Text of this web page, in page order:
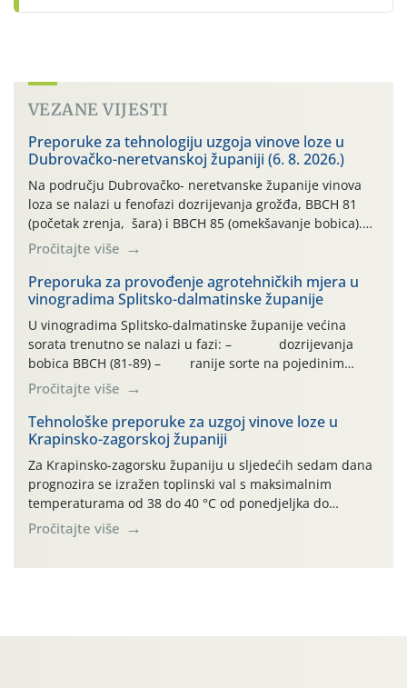
VEZANE VIJESTI
Preporuke za tehnologiju uzgoja vinove loze u
Dubrovačko-neretvanskoj županiji (6. 8. 2026.)
Na području Dubrovačko- neretvanske županije vinova
loza se nalazi u fenofazi dozrijevanja grožđa, BBCH 81
(početak zrenja, šara) i BBCH 85 (omekšavanje bobica).
Vinova loza, ovu godinu, prolazi kroz dugotrajno sušno i
vrlo vruće razdoblje, bez oborina ili vrlo malo , što
otežava normalan razvoj i sintezu kemijskih spojeva kako
bi se dobila vrhunska sirovina. […]
Pročitajte više
Preporuka za provođenje agrotehničkih mjera u
vinogradima Splitsko-dalmatinske županije
U vinogradima Splitsko-dalmatinske županije većina
sorata trenutno se nalazi u fazi: – dozrijevanja
bobica BBCH (81-89) – ranije sorte na pojedinim
lokalitetima već su dozrele te su spremne za berbu Zbog
visokih temperatura i dugotrajnog izostanka oborina
razvoj vinove loze odvija se uredno, a zdravstveno stanje
većine vinograda je dobro. Srednje dnevne temperature
zraka […]
Pročitajte više
Tehnološke preporuke za uzgoj vinove loze u
Krapinsko-zagorskoj županiji
Za Krapinsko-zagorsku županiju u sljedećih sedam dana
prognozira se izražen toplinski val s maksimalnim
temperaturama od 38 do 40 °C od ponedjeljka do
četvrtka, uz povećan rizik od toplinskog stresa za vinovu
lozu. U petak i subotu očekuje se osvježenje uz
Pročitajte više